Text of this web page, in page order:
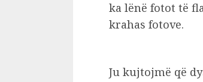
ka lënë fotot të
krahas fotove.
Ju kujtojmë që